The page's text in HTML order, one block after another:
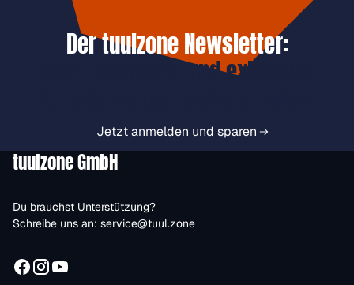
Der tuulzone Newsletter:
Jetzt anmelden und exklusive
Jetzt anmelden und sparen
tuulzone GmbH
Du brauchst Unterstützung?
Schreibe uns an: service@tuul.zone